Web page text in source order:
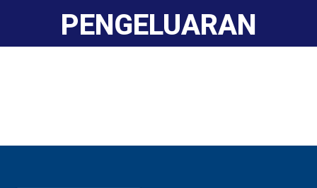
PENGELUARAN